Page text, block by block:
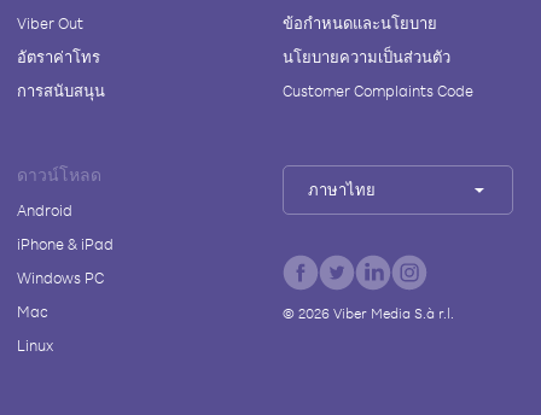
Viber Out
อัตราค่าโทร
การสนับสนุน
ข้อกำหนดและนโยบาย
นโยบายความเป็นส่วนตัว
Customer Complaints Code
ดาวน์โหลด
Android
iPhone & iPad
Windows PC
Mac
Linux
ภาษาไทย
© 2026Viber Media S.à r.l.